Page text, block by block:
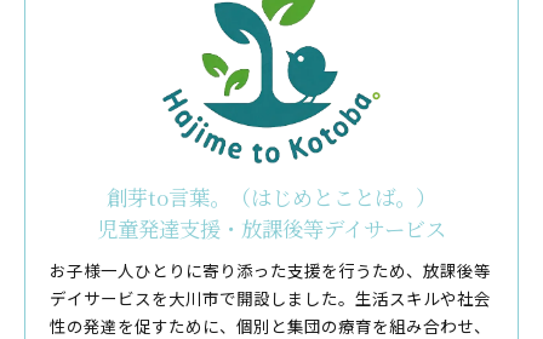
創芽to言葉。（はじめとことば。）
児童発達支援・放課後等デイサービス
お子様一人ひとりに寄り添った支援を行うため、放課後等
デイサービスを大川市で開設しました。生活スキルや社会
性の発達を促すために、個別と集団の療育を組み合わせ、